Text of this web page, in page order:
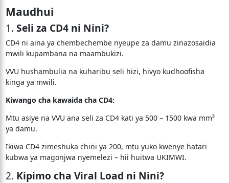
Maudhui
1. Seli za CD4 ni Nini?
CD4 ni aina ya chembechembe nyeupe za damu zinazosaidia
mwili kupambana na maambukizi.
VVU hushambulia na kuharibu seli hizi, hivyo kudhoofisha
kinga ya mwili.
Kiwango cha kawaida cha CD4:
Mtu asiye na VVU ana seli za CD4 kati ya 500 – 1500 kwa mm³
ya damu.
Ikiwa CD4 zimeshuka chini ya 200, mtu yuko kwenye hatari
kubwa ya magonjwa nyemelezi – hii huitwa UKIMWI.
2. Kipimo cha Viral Load ni Nini?